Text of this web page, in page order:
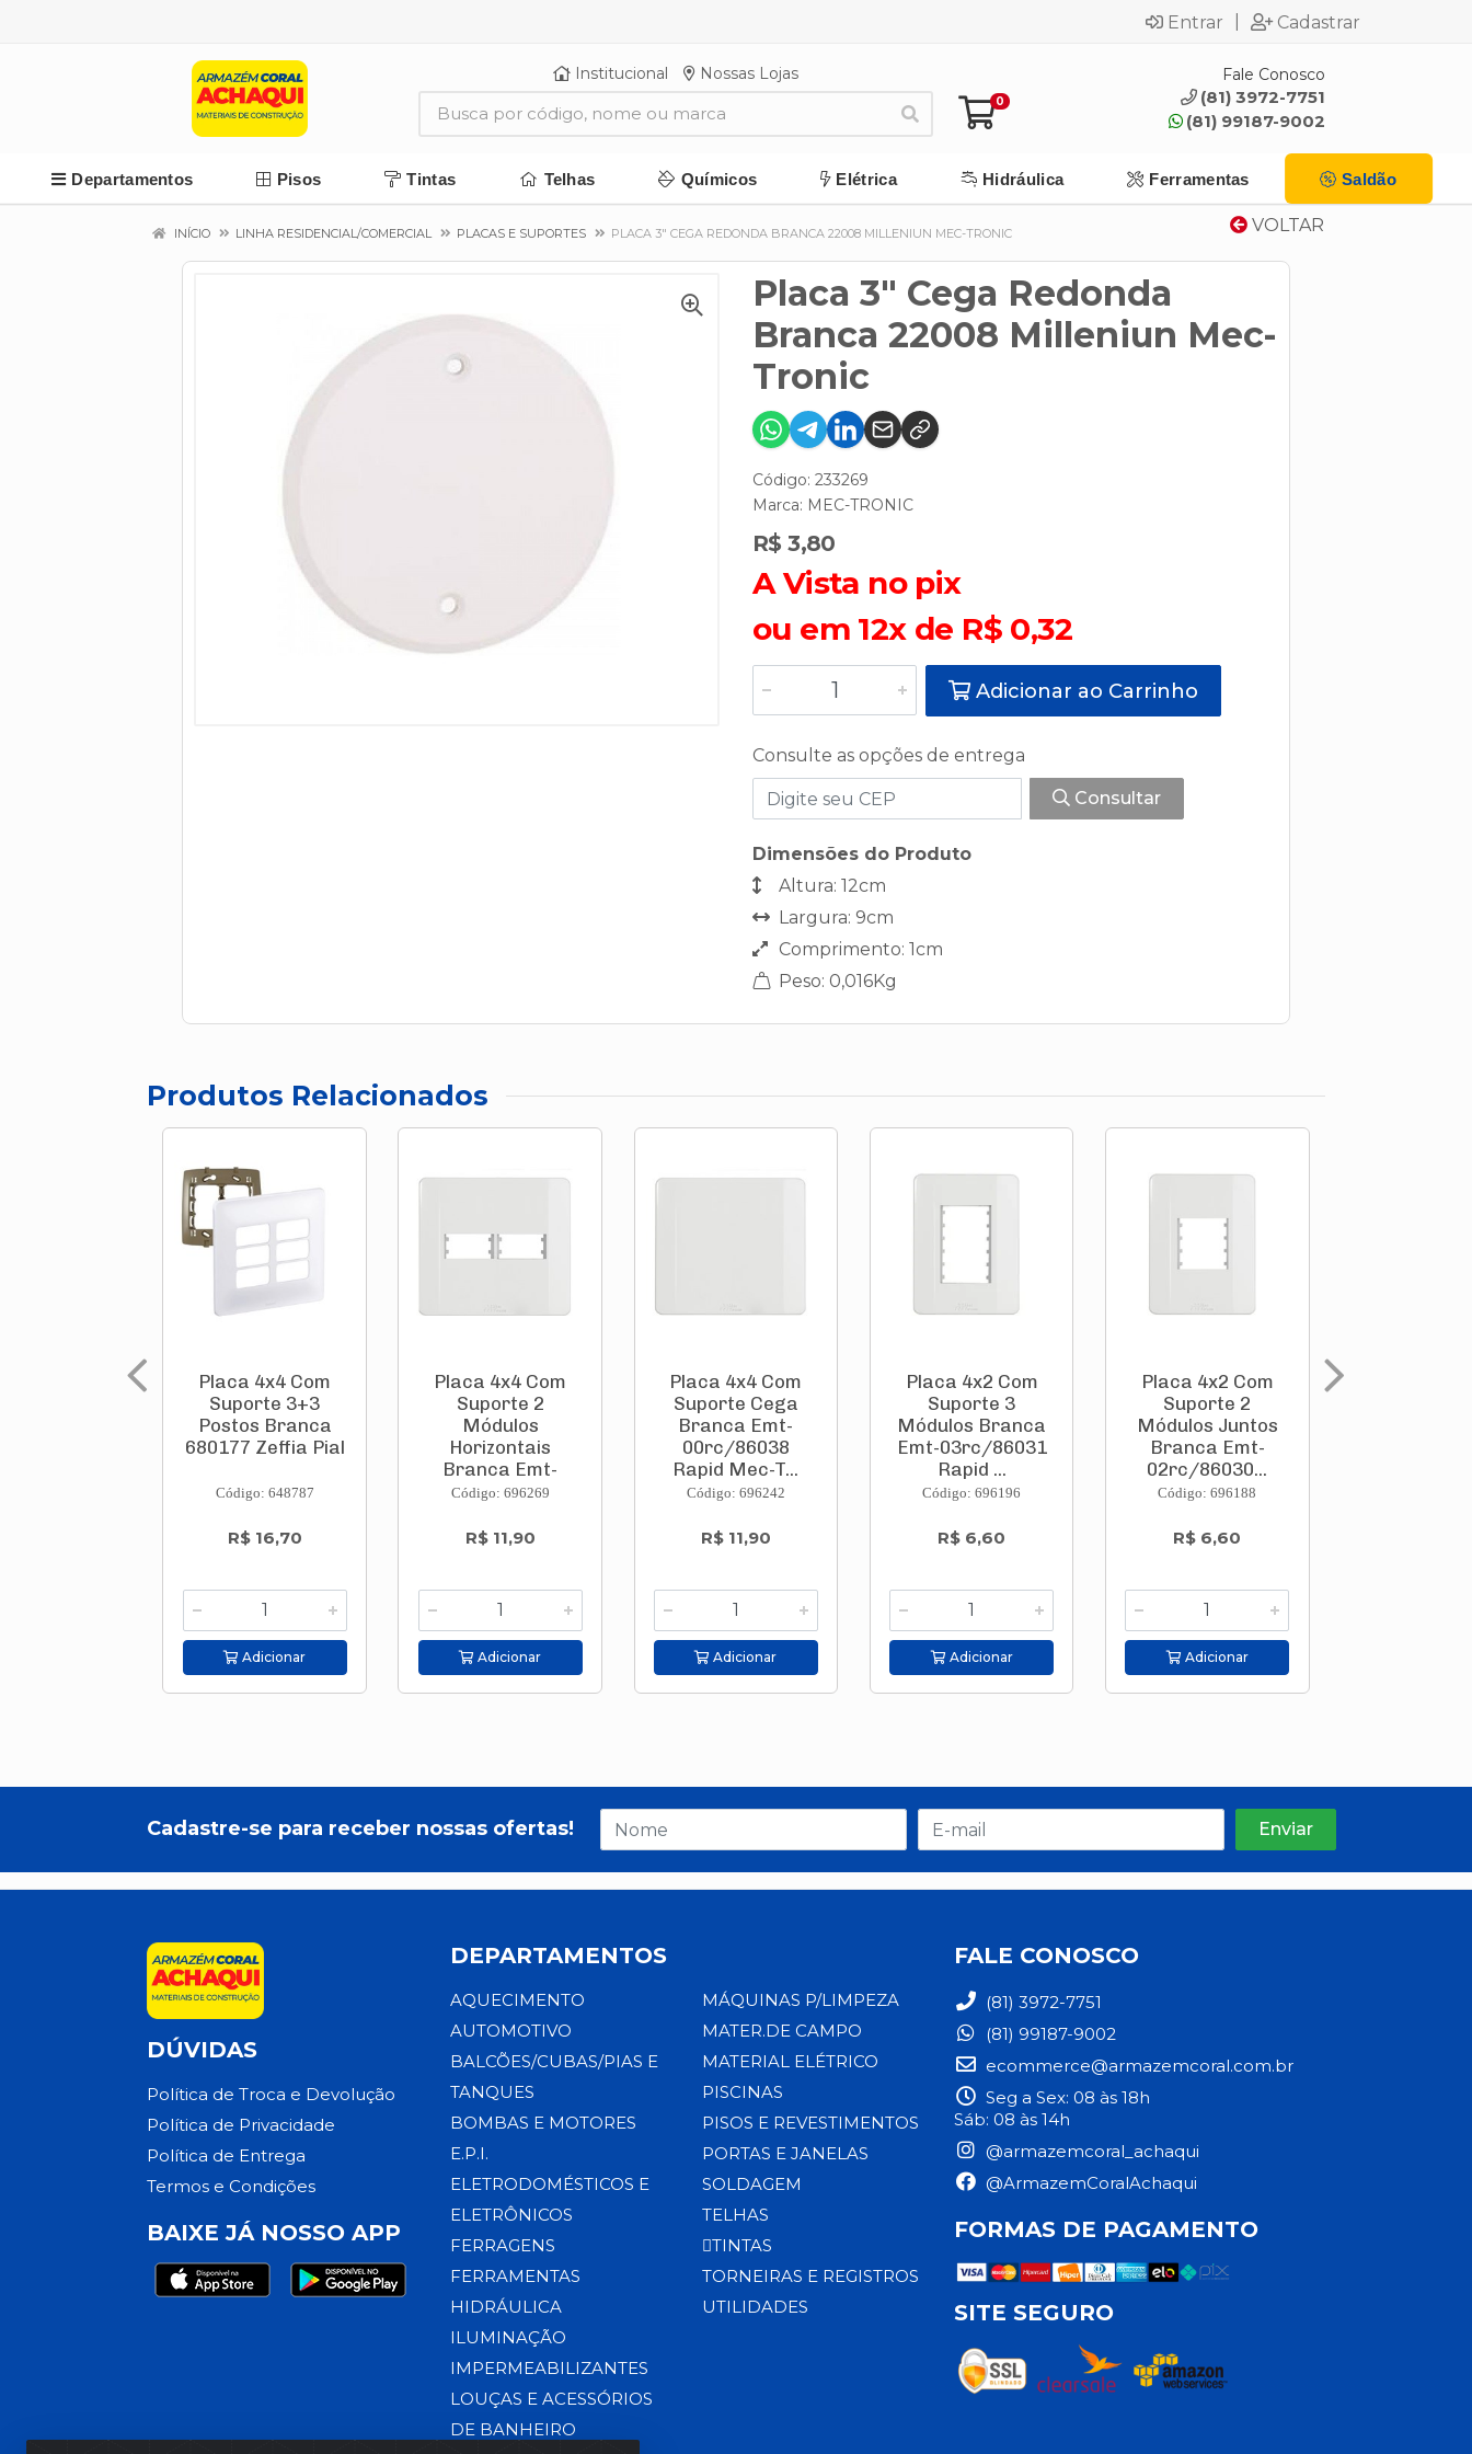
Entrar Cadastrar
Institucional Nossas Lojas
0
Fale Conosco
(81) 3972-7751
(81) 99187-9002
Departamentos Pisos Tintas Telhas Químicos Elétrica Hidráulica Ferramentas Saldão
VOLTAR
INÍCIO LINHA RESIDENCIAL/COMERCIAL PLACAS E SUPORTES PLACA 3" CEGA REDONDA BRANCA 22008 MILLENIUN MEC-TRONIC
Placa 3" Cega Redonda
Branca 22008 Milleniun Mec-
Tronic
Código: 233269
Marca: MEC-TRONIC
R$ 3,80
A Vista no pix
ou em 12x de R$ 0,32
Adicionar ao Carrinho
Consulte as opções de entrega
Consultar
Dimensões do Produto
Altura: 12cm
Largura: 9cm
Comprimento: 1cm
Peso: 0,016Kg
Produtos Relacionados
Placa 4x4 Com
Suporte 3+3
Postos Branca
680177 Zeffia Pial
Código: 648787
R$ 16,70
Adicionar
Placa 4x4 Com
Suporte 2
Módulos
Horizontais
Branca Emt-
11rc/...
Código: 696269
R$ 11,90
Adicionar
Placa 4x4 Com
Suporte Cega
Branca Emt-
00rc/86038
Rapid Mec-T...
Código: 696242
R$ 11,90
Adicionar
Placa 4x2 Com
Suporte 3
Módulos Branca
Emt-03rc/86031
Rapid ...
Código: 696196
R$ 6,60
Adicionar
Placa 4x2 Com
Suporte 2
Módulos Juntos
Branca Emt-
02rc/86030...
Código: 696188
R$ 6,60
Adicionar
Cadastre-se para receber nossas ofertas!
DÚVIDAS
Política de Troca e Devolução
Política de Privacidade
Política de Entrega
Termos e Condições
BAIXE JÁ NOSSO APP
DEPARTAMENTOS
AQUECIMENTO
AUTOMOTIVO
BALCÕES/CUBAS/PIAS E
TANQUES
BOMBAS E MOTORES
E.P.I.
ELETRODOMÉSTICOS E
ELETRÔNICOS
FERRAGENS
FERRAMENTAS
HIDRÁULICA
ILUMINAÇÃO
IMPERMEABILIZANTES
LOUÇAS E ACESSÓRIOS
DE BANHEIRO
MÁQUINAS P/LIMPEZA
MATER.DE CAMPO
MATERIAL ELÉTRICO
PISCINAS
PISOS E REVESTIMENTOS
PORTAS E JANELAS
SOLDAGEM
TELHAS
TINTAS
TORNEIRAS E REGISTROS
UTILIDADES
FALE CONOSCO
(81) 3972-7751
(81) 99187-9002
ecommerce@armazemcoral.com.br
Seg a Sex: 08 às 18h
Sáb: 08 às 14h
@armazemcoral_achaqui
@ArmazemCoralAchaqui
FORMAS DE PAGAMENTO
SITE SEGURO